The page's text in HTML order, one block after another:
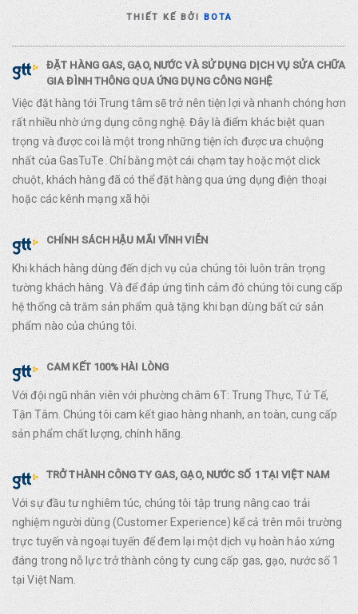
THIẾT KẾ BỞIBOTA
ĐẶT HÀNG GAS, GẠO, NƯỚC VÀ SỬ DỤNG DỊCH VỤ SỬA CHỮA
GIA ĐÌNH THÔNG QUA ỨNG DỤNG CÔNG NGHỆ
Việc đặt hàng tới Trung tâm sẽ trở nên tiện lợi và nhanh chóng hơn
rất nhiều nhờ ứng dụng công nghệ. Đây là điểm khác biệt quan
trọng và được coi là một trong những tiện ích được ưa chuộng
nhất của GasTuTe. Chỉ bằng một cái chạm tay hoặc một click
chuột, khách hàng đã có thể đặt hàng qua ứng dụng điện thoại
hoặc các kênh mạng xã hội
CHÍNH SÁCH HẬU MÃI VĨNH VIỄN
Khi khách hàng dùng đến dịch vụ của chúng tôi luôn trân trọng
tường khách hàng. Và để đáp ứng tình cảm đó chúng tôi cung cấp
hệ thống cà trăm sản phẩm quà tặng khi bạn dùng bất cứ sản
phẩm nào của chúng tôi.
CAM KẾT 100% HÀI LÒNG
Với đội ngũ nhân viên với phường châm 6T: Trung Thực, Tử Tế,
Tận Tâm. Chúng tôi cam kết giao hàng nhanh, an toàn, cung cấp
sản phẩm chất lượng, chính hãng.
TRỞ THÀNH CÔNG TY GAS, GẠO, NƯỚC SỐ 1 TẠI VIỆT NAM
Với sự đầu tư nghiêm túc, chúng tôi tập trung nâng cao trải
nghiệm người dùng (Customer Experience) kể cả trên môi trường
trực tuyến và ngoại tuyến để đem lại một dịch vụ hoàn hảo xứng
đáng trong nỗ lực trở thành công ty cung cấp gas, gạo, nước số 1
tại Việt Nam.